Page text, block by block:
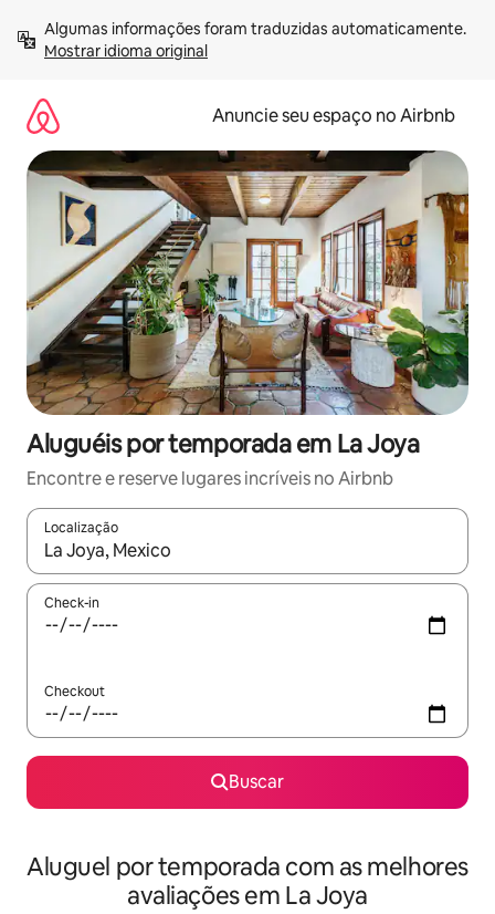
para
Mostrar idioma original
Anuncie seu espaço no Airbnb
Aluguéis por temporada em La Joya
Encontre e reserve lugares incríveis no Airbnb
Localização
Quando os resultados estiverem disponíveis, explore-os
Check-in
Checkout
Buscar
Aluguel por temporada com as melhores
avaliações em La Joya